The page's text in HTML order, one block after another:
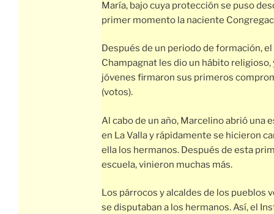
María, bajo cuya protección se puso
primer momento la naciente
Después de un periodo de formación, el
Champagnat les dio un hábito religioso,
jóvenes firmaron sus primeros
(votos).
Al cabo de un año, Marcelino abrió una
en La Valla y rápidamente se hicieron
ella los hermanos. Después de esta
escuela, vinieron muchas más.
Los párrocos y alcaldes de los pueblos
se disputaban a los hermanos. Así, el